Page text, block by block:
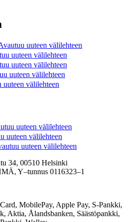
uuteen välilehteen
uuteen välilehteen
uuteen välilehteen
uuteen välilehteen
uuteen välilehteen
uuteen välilehteen
uuteen välilehteen
uuteen välilehteen
34, 00510 Helsinki
Y–tunnus 0116323–1
MobilePay, Apple Pay, S-Pankki,
Aktia, Ålandsbanken, Säästöpankki,